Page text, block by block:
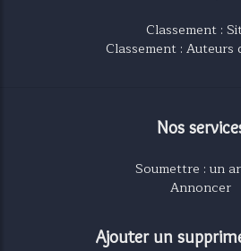
Classement :
Classement : Auteurs
Nos
Soumettre : un
Annoncer
Ajouter un